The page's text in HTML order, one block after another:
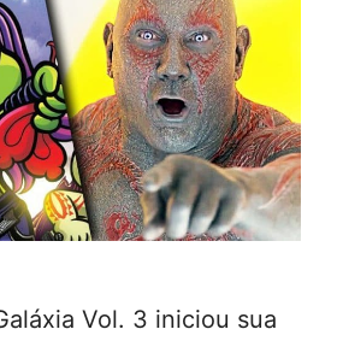
Vol. 3 iniciou sua